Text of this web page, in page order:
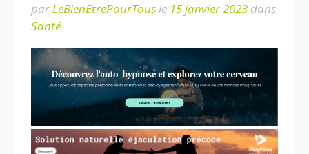
parLeBienEtrePourTousle 15 janvier 2023 dans
Santé